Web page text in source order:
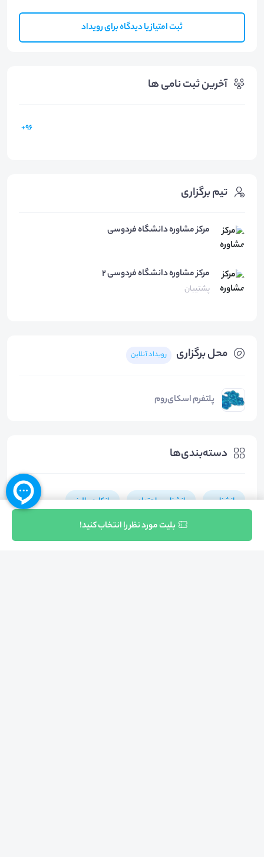
ثبت امتیاز یا دیدگاه برای رویداد
آخرین ثبت نامی ها
96+
محل برگزاری رویداد آنلاین
پلتفرم اسکای‌روم
دسته‌بندی‌ها
روانشناسی روانشناسی اجتماعی روانکاوی بالینی
تیم برگزاری
مرکز مشاوره دانشگاه فردوسی
مرکز مشاورهدانشگاه فردوسی 2
پشتیبان
بلیت مورد نظر را انتخاب کنید!